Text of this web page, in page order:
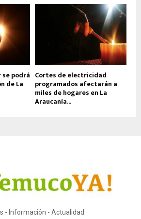
se podrá
de La
Cortes de electricidad
programados afectarán a
miles de hogares en La
Araucanía...
- Información - Actualidad